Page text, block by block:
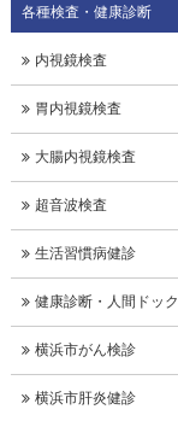
各種検査・健康診断
内視鏡検査
胃内視鏡検査
大腸内視鏡検査
超音波検査
生活習慣病健診
健康診断・人間ドック
横浜市がん検診
横浜市肝炎健診